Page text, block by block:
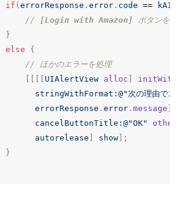
if ( errorResponse . error . code ==
//
[Login with Amazon]
ボタンを
}
else
{
// ほかのエラーを処理
UIAlertView alloc
stringWithFormat: @"次の理由で
errorResponse . error . message
cancelButtonTitle: @"OK"
autorelease
show ];
}